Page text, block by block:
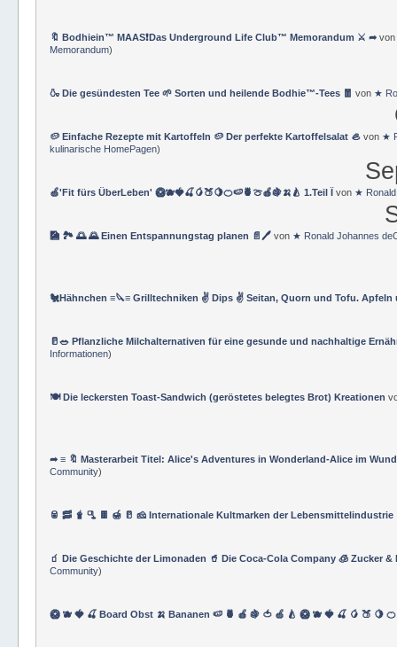
🔖 Bodhiein™ MAAS❗Das Underground Life Club™ Memorandum ⚔ ➦
Memorandum)
🍶 Die gesündesten Tee 🌱 Sorten und heilende Bodhie™-Tees 🧧 von ★
🥔 Einfache Rezepte mit Kartoffeln 🥔 Der perfekte Kartoffelsalat 🦪 von ★
kulinarische HomePagen)
🍏'Fit fürs ÜberLeben' 🥝🫐🍓🍒🥭🍑🍋🍊🍉🍍🍈🍎🍇🍌🍐 1.Teil Ïvon ★ Ronald
🎑 🏞️ 🌅 🌄 Einen Entspannungstag planen 📄🖊️von ★ Ronald Johannes
🐔Hähnchen ≡🔪≡ Grilltechniken ✌ Dips ✌ Seitan, Quorn und Tofu. Apfeln
🥛🥗 Pflanzliche Milchalternativen für eine gesunde und nachhaltige
Informationen)
🍽 Die leckersten Toast-Sandwich (geröstetes belegtes Brot) Kreationen
➦ ≡ 🔖 Masterarbeit Titel: Alice's Adventures in Wonderland-Alice im
Community)
🥫 🥓 🧋 🫗 🍫 🍯 🥛 🧀 Internationale Kultmarken der
🧃 Die Geschichte der Limonaden 🥤 Die Coca-Cola Company 🧊 Zucker &
Community)
🥝 🫐 🍓 🍒 Board Obst 🍌 Bananen 🍉 🍍 🍎 🍇 🍅 🍏 🍐 🥝 🫐 🍓 🍒 🥭 🍑 🍋